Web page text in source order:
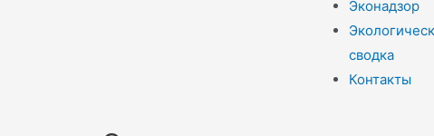
Эконадзор
сводка
Контакты